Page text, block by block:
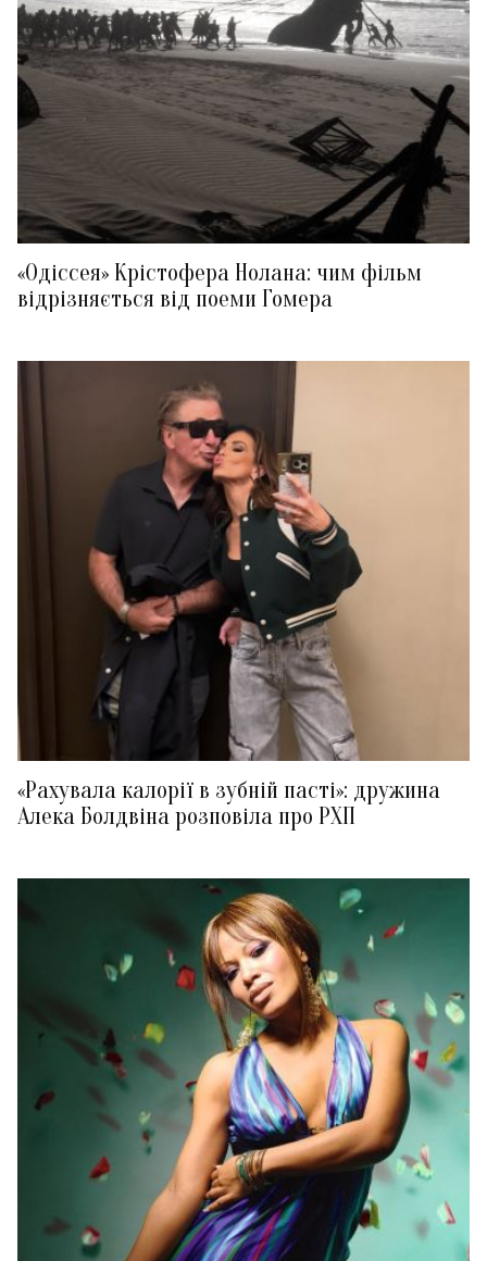
«Одіссея» Крістофера Нолана: чим фільм
відрізняється від поеми Гомера
«Рахувала калорії в зубній пасті»: дружина
Алека Болдвіна розповіла про РХП